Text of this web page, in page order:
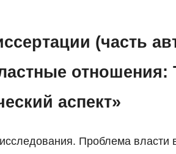
(часть
отношения:
аспект»
Проблема власти